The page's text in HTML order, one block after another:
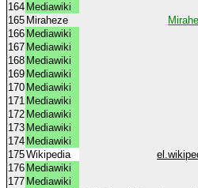
164 Mediawiki
165 Miraheze
166 Mediawiki
167 Mediawiki
168 Mediawiki
169 Mediawiki
170 Mediawiki
171 Mediawiki
172 Mediawiki
173 Mediawiki
174 Mediawiki
175Wikipedia
176 Mediawiki
177 Mediawiki